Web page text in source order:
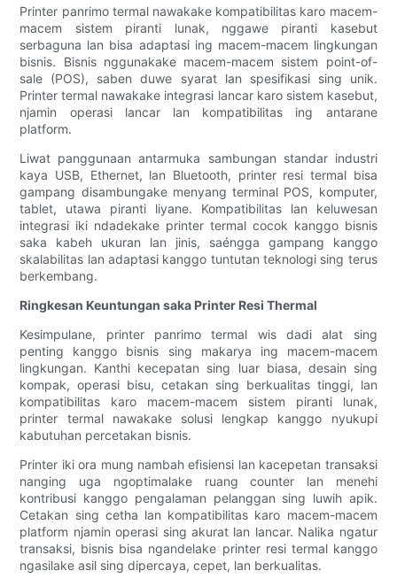
Printer panrimo termal nawakake kompatibilitas karo macem-
macem sistem piranti lunak, nggawe piranti kasebut
serbaguna lan bisa adaptasi ing macem-macem lingkungan
bisnis. Bisnis nggunakake macem-macem sistem point-of-
sale (POS), saben duwe syarat lan spesifikasi sing unik.
Printer termal nawakake integrasi lancar karo sistem kasebut,
njamin operasi lancar lan kompatibilitas ing antarane
platform.
Liwat panggunaan antarmuka sambungan standar industri
kaya USB, Ethernet, lan Bluetooth, printer resi termal bisa
gampang disambungake menyang terminal POS, komputer,
tablet, utawa piranti liyane. Kompatibilitas lan keluwesan
integrasi iki ndadekake printer termal cocok kanggo bisnis
saka kabeh ukuran lan jinis, saéngga gampang kanggo
skalabilitas lan adaptasi kanggo tuntutan teknologi sing terus
berkembang.
Ringkesan Keuntungan saka Printer Resi Thermal
Kesimpulane, printer panrimo termal wis dadi alat sing
penting kanggo bisnis sing makarya ing macem-macem
lingkungan. Kanthi kecepatan sing luar biasa, desain sing
kompak, operasi bisu, cetakan sing berkualitas tinggi, lan
kompatibilitas karo macem-macem sistem piranti lunak,
printer termal nawakake solusi lengkap kanggo nyukupi
kabutuhan percetakan bisnis.
Printer iki ora mung nambah efisiensi lan kacepetan transaksi
nanging uga ngoptimalake ruang counter lan menehi
kontribusi kanggo pengalaman pelanggan sing luwih apik.
Cetakan sing cetha lan kompatibilitas karo macem-macem
platform njamin operasi sing akurat lan lancar. Nalika ngatur
transaksi, bisnis bisa ngandelake printer resi termal kanggo
ngasilake asil sing dipercaya, cepet, lan berkualitas.